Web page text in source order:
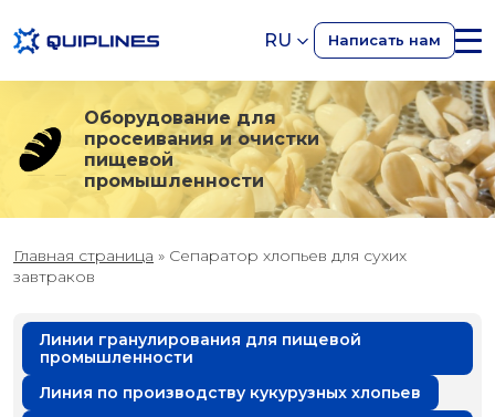
RU Написать нам
Оборудование для
просеивания и очистки
пищевой
промышленности
Главная страница » Сепаратор хлопьев для сухих
завтраков
Линии гранулирования для пищевой
промышленности
Линия по производству кукурузных хлопьев